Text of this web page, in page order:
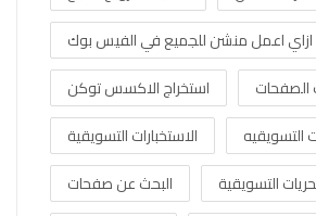
ازاي اعمل منشن للجميع في الفيس بوك
استخراج الاكسس توكن
الصفحات
الاستخبارات التسويقية
التسويقيه
البحث عن صفحات
التسويقية